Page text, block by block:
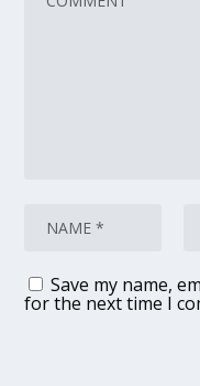
Save my name,
for the next time I